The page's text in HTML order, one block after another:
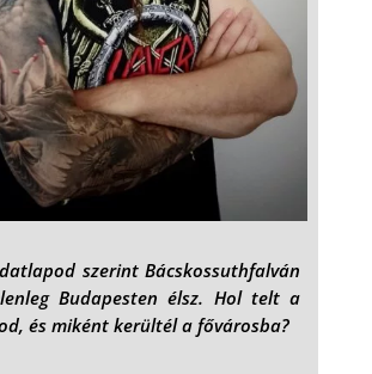
szerint Bácskossuthfalván
Budapesten élsz. Hol telt a
és miként kerültél a fővárosba?